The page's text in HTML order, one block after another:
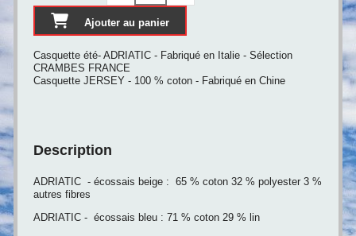
Ajouter au panier
Casquette été- ADRIATIC - Fabriqué en Italie - Sélection
CRAMBES FRANCE
Casquette JERSEY - 100 % coton - Fabriqué en Chine
Description
ADRIATIC - écossais beige : 65 % coton 32 % polyester 3 %
autres fibres
ADRIATIC - écossais bleu : 71 % coton 29 % lin